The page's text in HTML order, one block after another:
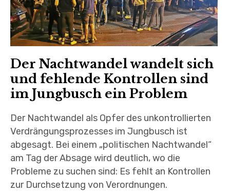
Der Nachtwandel wandelt sich
und fehlende Kontrollen sind
im Jungbusch ein Problem
Der Nachtwandel als Opfer des unkontrollierten
Verdrängungsprozesses im Jungbusch ist
abgesagt. Bei einem „politischen Nachtwandel“
am Tag der Absage wird deutlich, wo die
Probleme zu suchen sind: Es fehlt an Kontrollen
zur Durchsetzung von Verordnungen.